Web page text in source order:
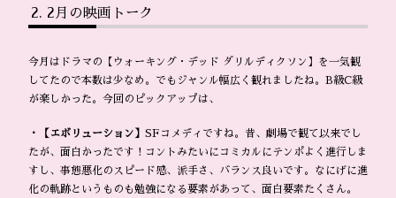
2月の映画トーク
今月はドラマの【ウォーキング・デッド ダリルディクソン】を一気観
してたので本数は少なめ。でもジャンル幅広く観れましたね。B級C級
が楽しかった。今回のピックアップは、
・【エボリューション】 SFコメディですね。昔、劇場で観て以来でし
たが、面白かったです！コントみたいにコミカルにテンポよく進行しま
すし、事態悪化のスピード感、派手さ、バランス良いです。なにげに進
化の軌跡というものも勉強になる要素があって、面白要素たくさん。